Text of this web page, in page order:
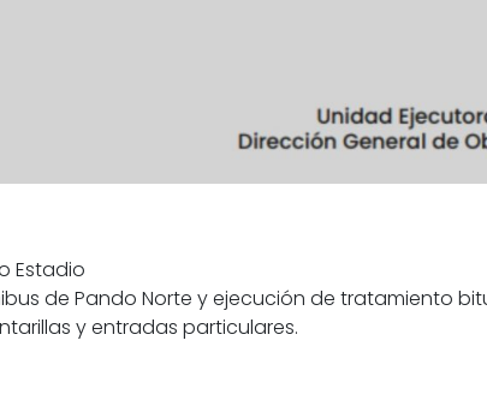
Estadio
de Pando Norte y ejecución de tratamiento
y entradas particulares.